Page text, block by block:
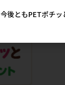
今後ともPETポチッ